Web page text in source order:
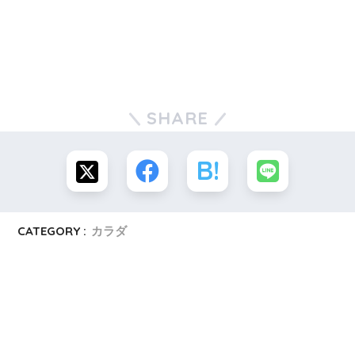
SHARE
CATEGORY : カラダ